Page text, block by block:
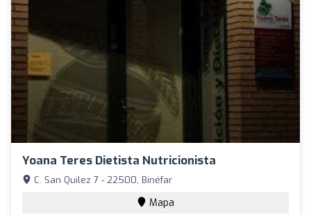
Yoana Teres Dietista Nutricionista
C. San Quilez 7 - 22500, Binéfar
Mapa